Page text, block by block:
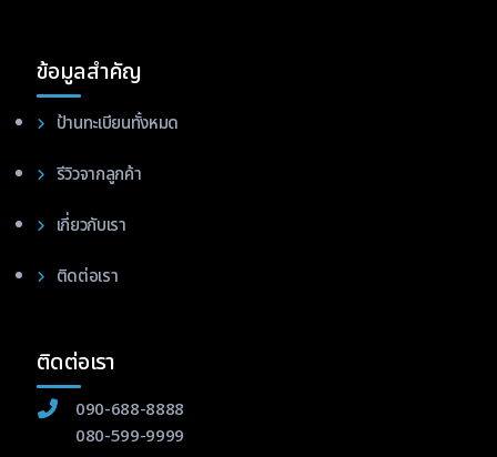
ข้อมูลสำคัญ
ป้านทะเบียนทั้งหมด
รีวิวจากลูกค้า
เกี่ยวกับเรา
ติดต่อเรา
ติดต่อเรา
090-688-8888
080-599-9999